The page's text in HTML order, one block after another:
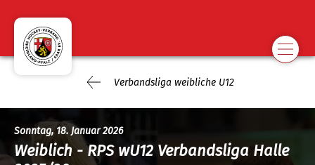
Verbandsliga weibliche U12
Sonntag, 18. Januar 2026
Weiblich - RPS wU12 Verbandsliga Halle